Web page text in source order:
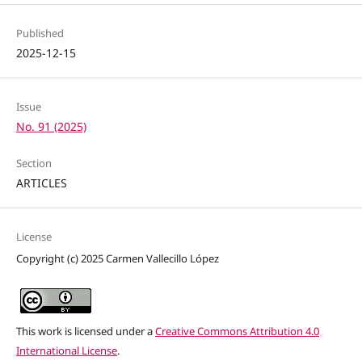
Published
2025-12-15
Issue
No. 91 (2025)
Section
ARTICLES
License
Copyright (c) 2025 Carmen Vallecillo López
This work is licensed under aCreative Commons Attribution 4.0
International License.